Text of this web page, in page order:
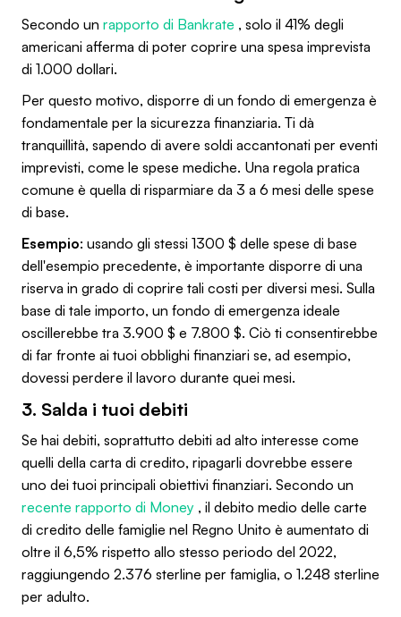
Secondo un rapporto di Bankrate , solo il 41% degli
americani afferma di poter coprire una spesa imprevista
di 1.000 dollari.
Per questo motivo, disporre di un fondo di emergenza è
fondamentale per la sicurezza finanziaria. Ti dà
tranquillità, sapendo di avere soldi accantonati per eventi
imprevisti, come le spese mediche. Una regola pratica
comune è quella di risparmiare da 3 a 6 mesi delle spese
di base.
Esempio: usando gli stessi 1300 $ delle spese di base
dell'esempio precedente, è importante disporre di una
riserva in grado di coprire tali costi per diversi mesi. Sulla
base di tale importo, un fondo di emergenza ideale
oscillerebbe tra 3.900 $ e 7.800 $. Ciò ti consentirebbe
di far fronte ai tuoi obblighi finanziari se, ad esempio,
dovessi perdere il lavoro durante quei mesi.
3. Salda i tuoi debiti
Se hai debiti, soprattutto debiti ad alto interesse come
quelli della carta di credito, ripagarli dovrebbe essere
uno dei tuoi principali obiettivi finanziari. Secondo un
recente rapporto di Money , il debito medio delle carte
di credito delle famiglie nel Regno Unito è aumentato di
oltre il 6,5% rispetto allo stesso periodo del 2022,
raggiungendo 2.376 sterline per famiglia, o 1.248 sterline
per adulto.